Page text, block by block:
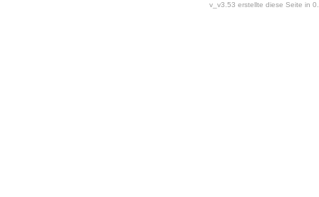
v_v3.53 erstellte diese Seite in